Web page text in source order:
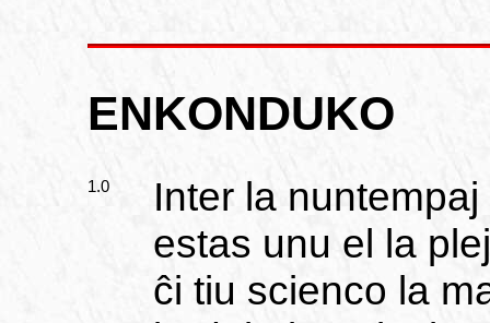
ENKONDUKO
1.0
Inter la
estas unu el la
ĉi tiu scienco la